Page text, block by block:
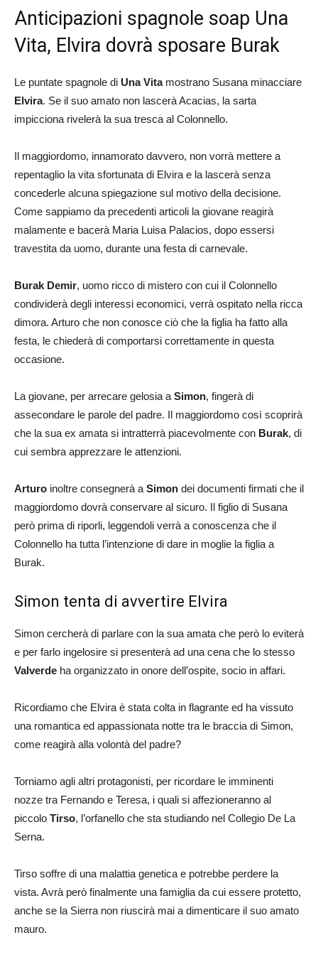
Anticipazioni spagnole soap Una
Vita, Elvira dovrà sposare Burak
Le puntate spagnole di Una Vitamostrano Susana minacciare
Elvira. Se il suo amato non lascerà Acacias, la sarta
impicciona rivelerà la sua tresca al Colonnello.
Il maggiordomo, innamorato davvero, non vorrà mettere a
repentaglio la vita sfortunata di Elvira e la lascerà senza
concederle alcuna spiegazione sul motivo della decisione.
Come sappiamo da precedenti articoli la giovane reagirà
malamente e bacerà Maria Luisa Palacios, dopo essersi
travestita da uomo, durante una festa di carnevale.
Burak Demir, uomo ricco di mistero con cui il Colonnello
condividerà degli interessi economici, verrà ospitato nella ricca
dimora. Arturo che non conosce ciò che la figlia ha fatto alla
festa, le chiederà di comportarsi correttamente in questa
occasione.
La giovane, per arrecare gelosia a Simon, fingerà di
assecondare le parole del padre. Il maggiordomo così scoprirà
che la sua ex amata si intratterrà piacevolmente con Burak, di
cui sembra apprezzare le attenzioni.
Arturo inoltre consegnerà a Simon dei documenti firmati che il
maggiordomo dovrà conservare al sicuro. Il figlio di Susana
però prima di riporli, leggendoli verrà a conoscenza che il
Colonnello ha tutta l’intenzione di dare in moglie la figlia a
Burak.
Simon tenta di avvertire Elvira
Simon cercherà di parlare con la sua amata che però lo eviterà
e per farlo ingelosire si presenterà ad una cena che lo stesso
Valverde ha organizzato in onore dell’ospite, socio in affari.
Ricordiamo che Elvira è stata colta in flagrante ed ha vissuto
una romantica ed appassionata notte tra le braccia di Simon,
come reagirà alla volontà del padre?
Torniamo agli altri protagonisti, per ricordare le imminenti
nozze tra Fernando e Teresa, i quali si affezioneranno al
piccolo Tirso, l’orfanello che sta studiando nel Collegio De La
Serna.
Tirso soffre di una malattia genetica e potrebbe perdere la
vista. Avrà però finalmente una famiglia da cui essere protetto,
anche se la Sierra non riuscirà mai a dimenticare il suo amato
mauro.